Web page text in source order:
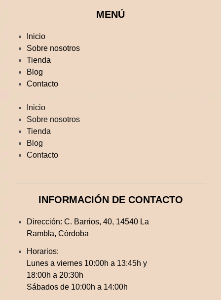
MENÚ
Inicio
Sobre nosotros
Tienda
Blog
Contacto
Inicio
Sobre nosotros
Tienda
Blog
Contacto
INFORMACIÓN DE CONTACTO
Dirección: C. Barrios, 40, 14540 La
Rambla, Córdoba
Horarios:
Lunes a viernes 10:00h a 13:45h y
18:00h a 20:30h
Sábados de 10:00h a 14:00h